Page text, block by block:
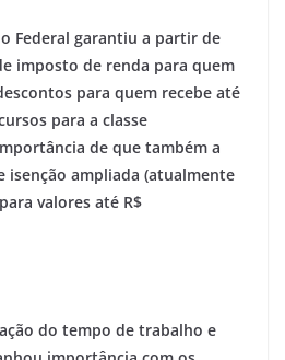
Federal garantiu a partir de
imposto de renda para quem
para quem recebe até
para a classe
de que também a
isenção ampliada (atualmente
valores até R$
do tempo de trabalho e